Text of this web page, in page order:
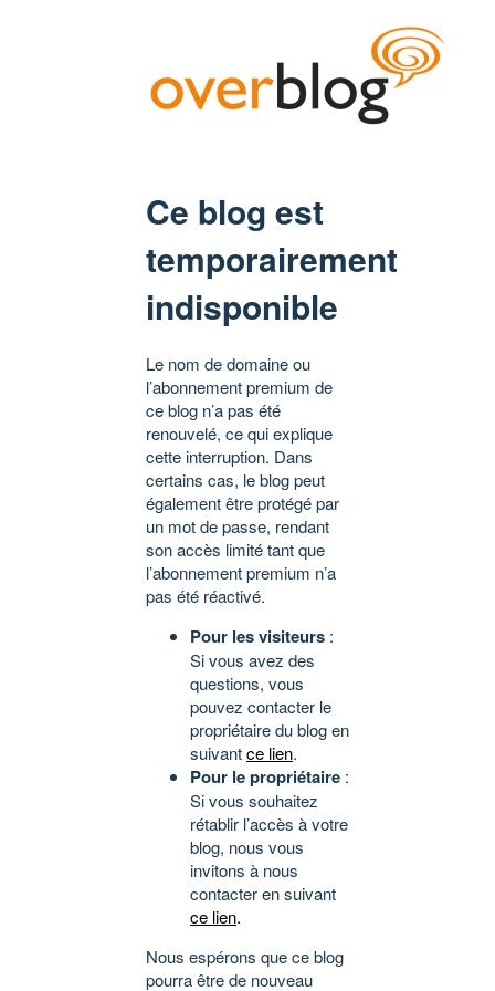
Ce blog est
temporairement
indisponible
Le nom de domaine ou
l’abonnement premium de
ce blog n’a pas été
renouvelé, ce qui explique
cette interruption. Dans
certains cas, le blog peut
également être protégé par
un mot de passe, rendant
son accès limité tant que
l’abonnement premium n’a
pas été réactivé.
Pour les visiteurs :
Si vous avez des
questions, vous
pouvez contacter le
propriétaire du blog en
suivantce lien.
Pour le propriétaire :
Si vous souhaitez
rétablir l’accès à votre
blog, nous vous
invitons à nous
contacter en suivant
ce lien.
Nous espérons que ce blog
pourra être de nouveau